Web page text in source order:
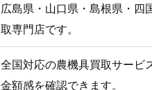
広島県・山口県・島根県・四
取専門店です。
全国対応の農機具買取サービ
金額感を確認できます。